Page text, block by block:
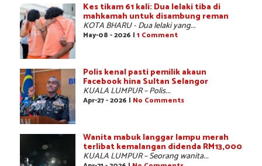
Kes tikam 61 kali: Dua lelaki tiba di
mahkamah untuk disambung reman
KOTA BHARU - Dua lelaki yang...
May-08 - 2026 | 1 Comment
Polis kenal pasti pemilik akaun
Facebook hina Sultan Selangor
KUALA LUMPUR – Polis...
Apr-27 - 2026 | No Comments
Wanita mabuk langgar lampu merah
terlibat kemalangan didenda RM13,000
KUALA LUMPUR – Seorang wanita...